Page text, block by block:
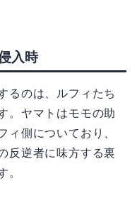
入時
るのは、ルフィたち
。ヤマトはモモの助
ィ側についており、
反逆者に味方する裏
。